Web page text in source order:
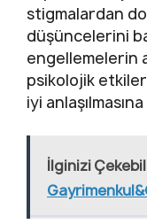
stigmalardan
düşüncelerini
engellemelerin
psikolojik
iyi
İlginizi